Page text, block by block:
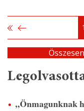
1
Összesen
„Önmagunknak